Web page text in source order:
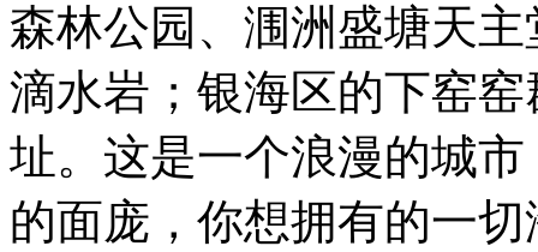
森林公园、涠洲盛塘天
滴水岩；银海区的下窑
址。这是一个浪漫的城
的面庞，你想拥有的一